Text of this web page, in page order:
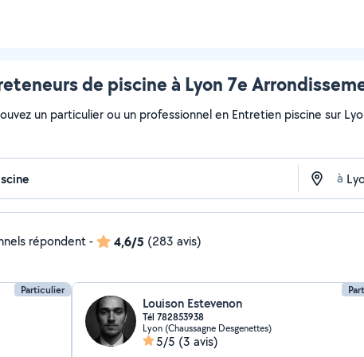
de piscine à Lyon 7e
un particulier ou un professionnel en Entretien piscine sur
à
répondent- 4,6/5 (283 avis)
Particulier
Louison Estevenon
Tél 782853938
Lyon (Chaussagne Desgenettes)
5/5 (3 avis)